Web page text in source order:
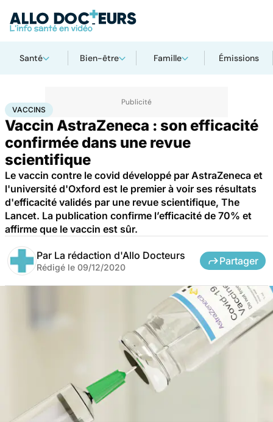
Santé Bien-être Famille Émissions
AccueilSanté Vaccins
VACCINS
Vaccin AstraZeneca : son efficacité
confirmée dans une revue
scientifique
Le vaccin contre le covid développé par AstraZeneca et
l'université d'Oxford est le premier à voir ses résultats
d'efficacité validés par une revue scientifique, The
Lancet. La publication confirme l’efficacité de 70% et
affirme que le vaccin est sûr.
Par La rédaction d'Allo Docteurs
Rédigé le 09/12/2020
Partager